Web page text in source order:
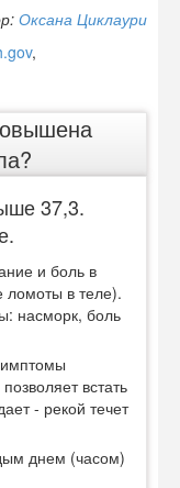
Оксана Циклаури
,
37,3.
и боль в
ломоты в теле).
насморк, боль
встать
- рекой течет
днем (часом)